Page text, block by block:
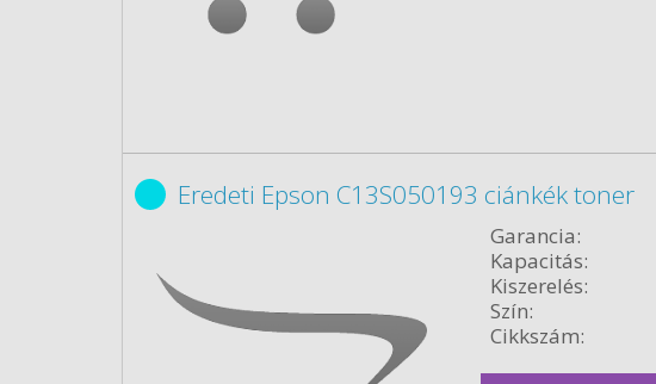
Eredeti Epson C13S050193 ciánkék toner
Garancia:
Kapacitás:
Kiszerelés:
Szín:
Cikkszám: